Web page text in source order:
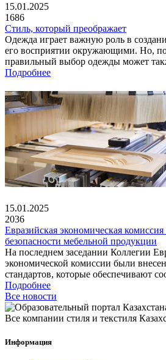
15.01.2025
1686
Стиль, который преображает
Одежда играет важную роль в
его восприятии окружающими. Но,
правильный выбор одежды может
Подробнее
15.01.2025
2036
Евразийская экономическая
безопасности мебельной продукции
На последнем заседании Коллегии
экономической комиссии были
стандартов, которые обеспечивают
Подробнее
Все новости
Все компании стиля и текстиля
Информация